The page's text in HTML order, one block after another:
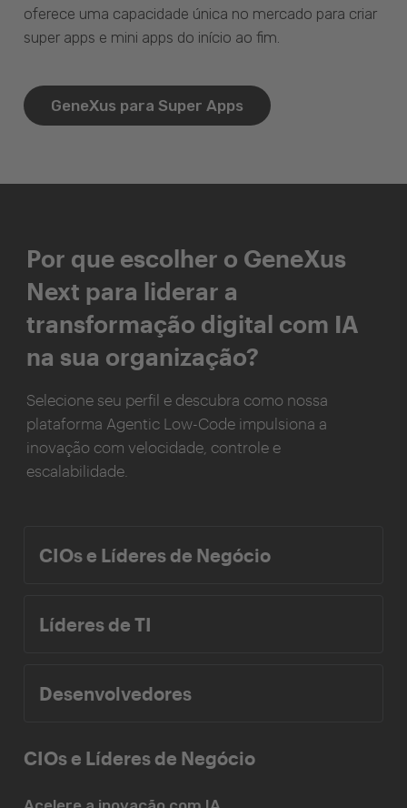
oferece uma capacidade única no mercado para criar
super apps e mini apps do início ao fim.
GeneXus para Super Apps
Por que escolher o GeneXus
Next para liderar a
transformação digital com IA
na sua organização?
Selecione seu perfil e descubra como nossa
plataforma Agentic Low-Code impulsiona a
inovação com velocidade, controle e
escalabilidade.
CIOs e Líderes de Negócio
Líderes de TI
Desenvolvedores
CIOs e Líderes de Negócio